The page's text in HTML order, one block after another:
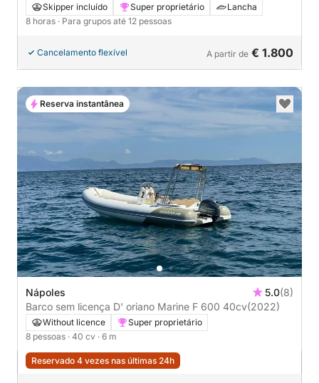
privativo.
Skipper incluído Super proprietário
Lancha
8 horas · Para grupos até 12 pessoas
Cancelamento flexível A partir de € 1.800
Nápoles 5.0(8)
Barco sem licença D' oriano Marine F 600 40cv(2022)
Without licence
Super proprietário
8 pessoas · 40 cv · 6 m
Reservado 4 vezes nas últimas 24h
Reserva instantânea